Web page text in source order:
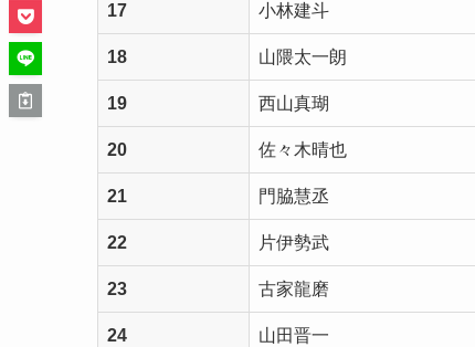
17 小林建斗
18 山隈太一朗
19 西山真瑚
20 佐々木晴也
21 門脇慧丞
22 片伊勢武
23 古家龍磨
24 山田晋一